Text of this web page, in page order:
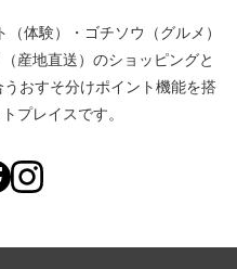
（体験） ・ ゴチソウ（グルメ）
産地直送） のショッピングと
おすそ分けポイント機能を搭
プレイスです。